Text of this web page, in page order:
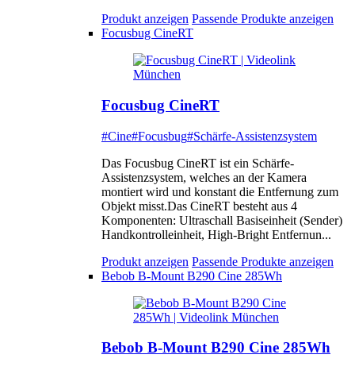
Produkt anzeigen Passende Produkte anzeigen
Focusbug CineRT
Focusbug CineRT
#Cine#Focusbug#Schärfe-Assistenzsystem
Das Focusbug CineRT ist ein Schärfe-
Assistenzsystem, welches an der Kamera
montiert wird und konstant die Entfernung zum
Objekt misst.Das CineRT besteht aus 4
Komponenten: Ultraschall Basiseinheit (Sender)
Handkontrolleinheit, High-Bright Entfernun...
Produkt anzeigen Passende Produkte anzeigen
Bebob B-Mount B290 Cine 285Wh
Bebob B-Mount B290 Cine 285Wh